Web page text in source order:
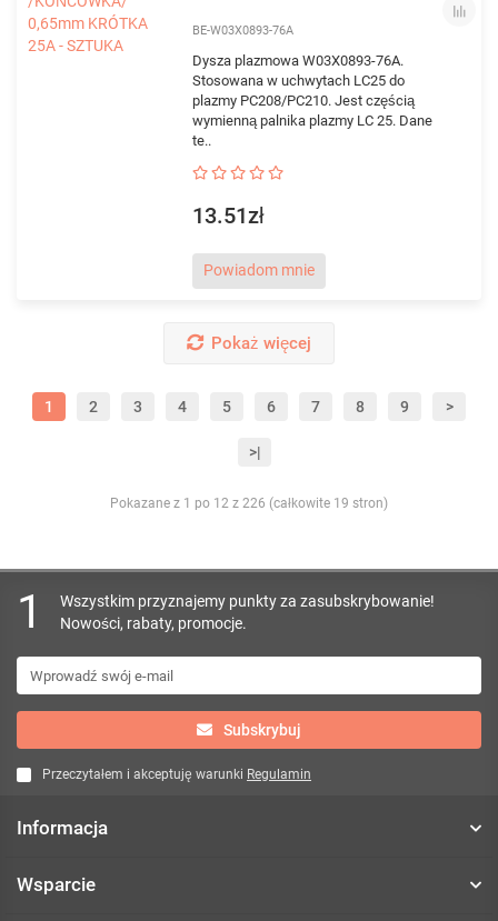
BE-W03X0893-76A
Dysza plazmowa W03X0893-76A.
Stosowana w uchwytach LC25 do
plazmy PC208/PC210. Jest częścią
wymienną palnika plazmy LC 25. Dane
te..
13.51zł
Powiadom mnie
Pokaż więcej
1 2 3 4 5 6 7 8 9 >
>|
Pokazane z 1 po 12 z 226 (całkowite 19 stron)
1
Wszystkim przyznajemy punkty za zasubskrybowanie!
Nowości, rabaty, promocje.
Subskrybuj
Przeczytałem i akceptuję warunki Regulamin
Informacja
Wsparcie